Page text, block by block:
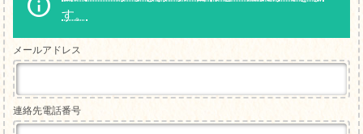
す。
メールアドレス
連絡先電話番号